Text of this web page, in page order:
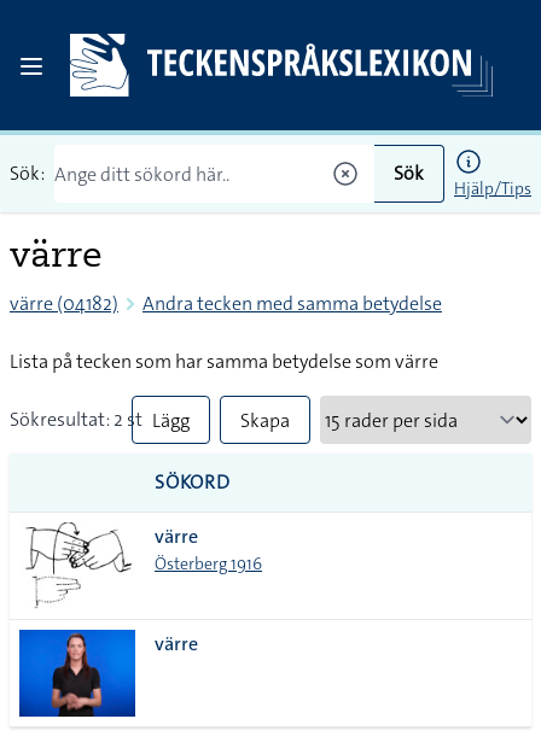
Sök: Sök
Hjälp/Tips
värre
värre (04182) Andra tecken med samma betydelse
Lista på tecken som har samma betydelse som värre
Sökresultat: 2 st Lägg
till
alla i
lista
Skapa
SÖKORD
värre
Österberg 1916
värre